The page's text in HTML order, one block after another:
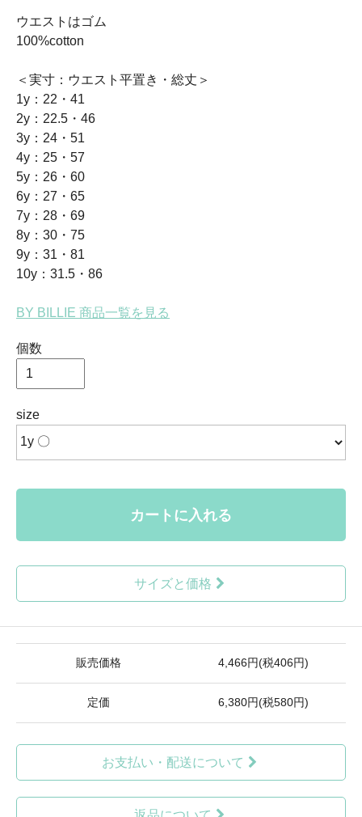
ウエストはゴム
100%cotton
＜実寸：ウエスト平置き・総丈＞
1y：22・41
2y：22.5・46
3y：24・51
4y：25・57
5y：26・60
6y：27・65
7y：28・69
8y：30・75
9y：31・81
10y：31.5・86
BY BILLIE 商品一覧を見る
個数
size
カートに入れる
サイズと価格
販売価格 4,466円(税406円)
定価 6,380円(税580円)
お支払い・配送について